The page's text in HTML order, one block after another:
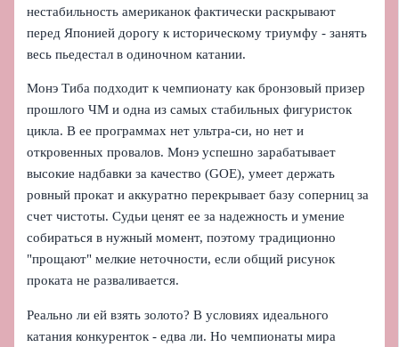
нестабильность американок фактически раскрывают
перед Японией дорогу к историческому триумфу - занять
весь пьедестал в одиночном катании.
Монэ Тиба подходит к чемпионату как бронзовый призер
прошлого ЧМ и одна из самых стабильных фигуристок
цикла. В ее программах нет ультра‑си, но нет и
откровенных провалов. Монэ успешно зарабатывает
высокие надбавки за качество (GOE), умеет держать
ровный прокат и аккуратно перекрывает базу соперниц за
счет чистоты. Судьи ценят ее за надежность и умение
собираться в нужный момент, поэтому традиционно
"прощают" мелкие неточности, если общий рисунок
проката не разваливается.
Реально ли ей взять золото? В условиях идеального
катания конкуренток - едва ли. Но чемпионаты мира